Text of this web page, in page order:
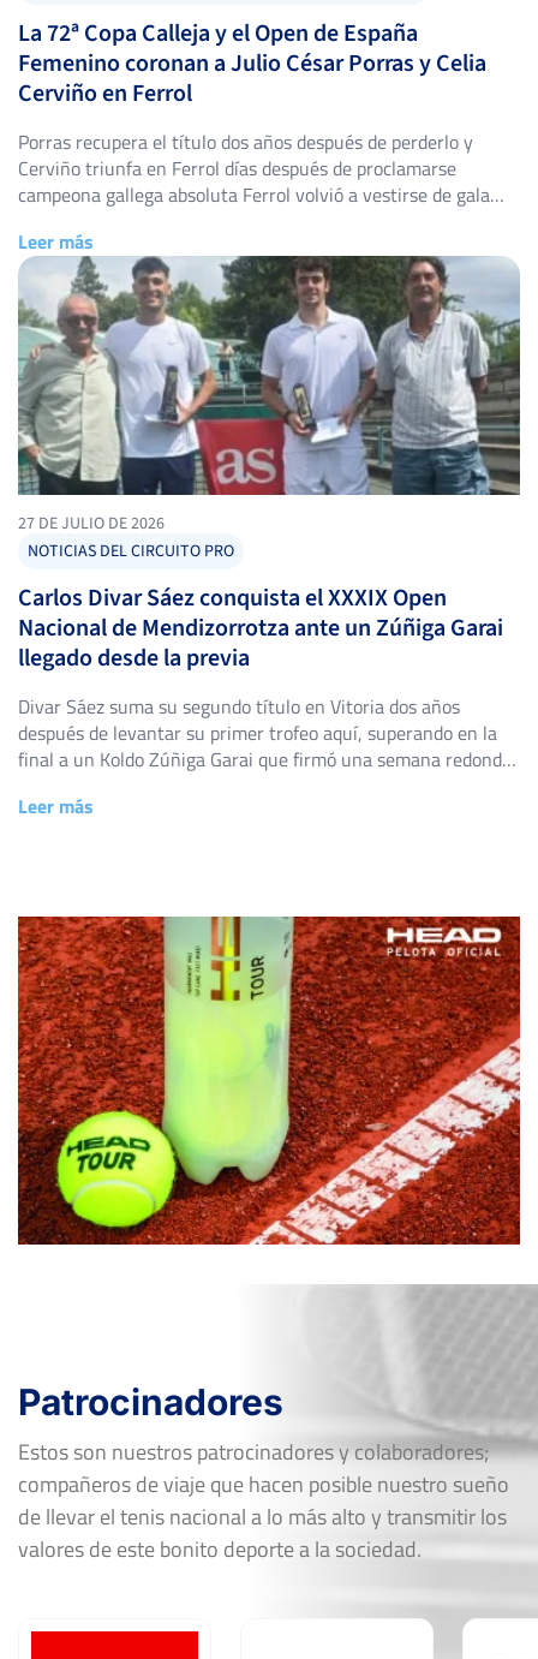
La 72ª Copa Calleja y el Open de España
Femenino coronan a Julio César Porras y Celia
Cerviño en Ferrol
Porras recupera el título dos años después de perderlo y
Cerviño triunfa en Ferrol días después de proclamarse
campeona gallega absoluta Ferrol volvió a vestirse de gala
Casino Ferrolano Tenis Club acogieron, una semana más, dos
de las citas con más […]
Leer más
27 DE JULIO DE 2026
NOTICIAS DEL CIRCUITO PRO
Carlos Divar Sáez conquista el XXXIX Open
Nacional de Mendizorrotza ante un Zúñiga Garai
llegado desde la previa
Divar Sáez suma su segundo título en Vitoria dos años
después de levantar su primer trofeo aquí, superando en la
final a un Koldo Zúñiga Garai que firmó una semana redonda
Vitoria-Gasteiz, acogió del 18 al 25 de julio una nueva edición
Leer más
Patrocinadores
Estos son nuestros patrocinadores y colaboradores;
compañeros de viaje que hacen posible nuestro sueño
de llevar el tenis nacional a lo más alto y transmitir los
valores de este bonito deporte a la sociedad.